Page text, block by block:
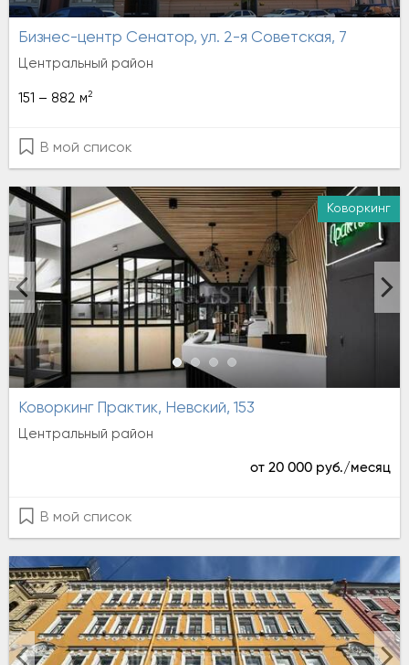
Бизнес-центр Сенатор, ул. 2-я Советская, 7
Центральный район
151 – 882 м2
В мой список
Аренда
Коворкинг
Коворкинг Практик, Невский, 153
Центральный район
от 20 000 руб./месяц
В мой список